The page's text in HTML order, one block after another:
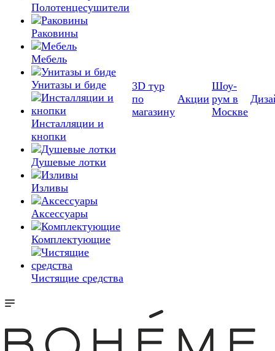
Полотенцесушители
Раковины
Мебель
Унитазы и биде
Инсталляции и
кнопки
Душевые лотки
Изливы
Аксессуары
Комплектующие
Чистящие средства
3D тур
по
магазину
Акции
Шоу-
рум в
Москве